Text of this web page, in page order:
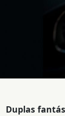
Duplas